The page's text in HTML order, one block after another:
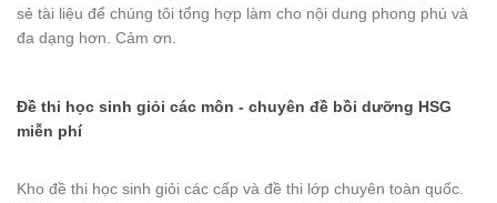
sẻ tài liệu để chúng tôi tổng hợp làm cho nội dung phong phú và
đa dạng hơn. Cảm ơn.
Đề thi học sinh giỏi các môn - chuyên đề bồi dưỡng HSG
miễn phí
Kho đề thi học sinh giỏi các cấp và đề thi lớp chuyên toàn quốc.